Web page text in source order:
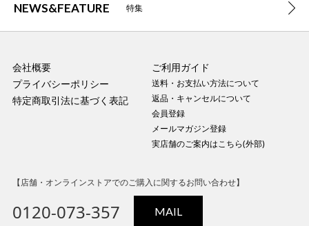
NEWS&FEATURE 特集
会社概要
プライバシーポリシー
特定商取引法に基づく表記
ご利用ガイド
送料・お支払い方法について
返品・キャンセルについて
会員登録
メールマガジン登録
実店舗のご案内はこちら(外部)
【店舗・オンラインストアでのご購入に関するお問い合わせ】
0120-073-357 MAIL